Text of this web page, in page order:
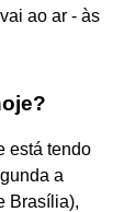
ao ar - às
está tendo
a
Brasília),